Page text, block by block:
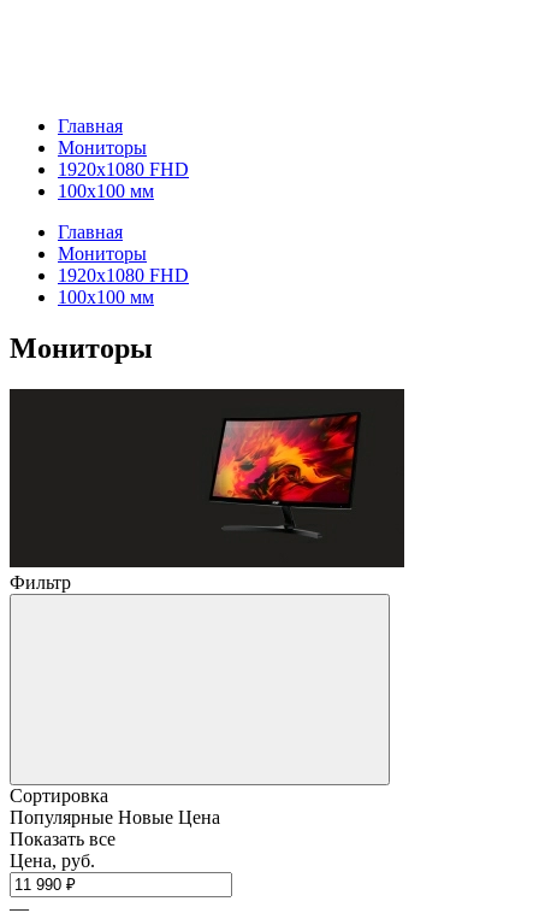
Главная
Мониторы
1920x1080 FHD
100x100 мм
Главная
Мониторы
1920x1080 FHD
100x100 мм
Мониторы
Фильтр
Сортировка
Популярные Новые Цена
Показать все
Цена, руб.
—